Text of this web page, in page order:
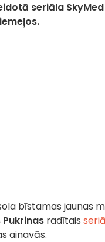
seriāla
bīstamas jaunas
Pukrinas radītais
ainavās.